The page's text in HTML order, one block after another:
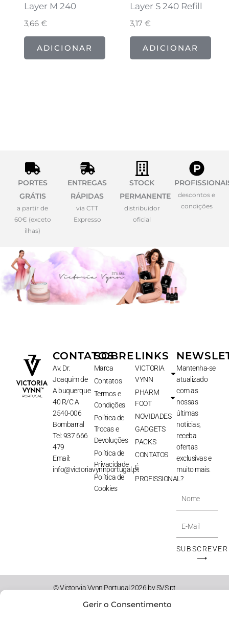
Gerir o Consentimento
Layer M 240
3,66 €
ADICIONAR
Layer S 240 Refill
3,17€
ADICIONAR
PORTES
GRÁTIS
a partir de
60€ (exceto
ilhas)
ENTREGAS
RÁPIDAS
via CTT
Expresso
STOCK
PERMANENTE
distribuidor
oficial
descontos e
condições
CONTATOS
Av. Dr.
Joaquim de
Albuquerque
40 R/C A
2540-006
Bombarral
Tel: 937 666
479
Email:
info@victoriavynnportugal.pt
SOBRE
Marca
Contatos
Termos e
Condições
Política de
Trocas e
Devoluções
Política de
Privacidade
Política de
Cookies
LINKS
VICTORIA
VYNN
PHARM
FOOT
NOVIDADES
GADGETS
PACKS
CONTATOS
É
PROFISSIONAL?
Mantenha-se
atualizado
com as
nossas
últimas
notícias,
receba
ofertas
exclusivas e
muito mais.
Nome
E-
Mail
SUBSCREVER
⟶
© Victoryia Vynn Portugal 2026 by SVS.pt